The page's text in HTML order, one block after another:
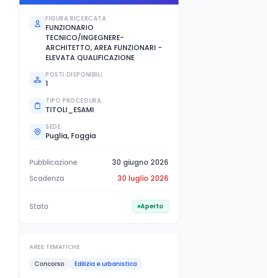
FIGURA RICERCATA
FUNZIONARIO
TECNICO/INGEGNERE-
ARCHITETTO, AREA FUNZIONARI -
ELEVATA QUALIFICAZIONE
POSTI DISPONIBILI
1
TIPO PROCEDURA
TITOLI_ESAMI
SEDE
Puglia, Foggia
Pubblicazione
30 giugno 2026
Scadenza
30 luglio 2026
Stato Aperto
AREE TEMATICHE
Concorso Edilizia e urbanistica